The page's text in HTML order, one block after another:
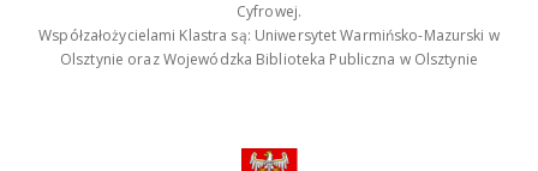
Cyfrowej.
Współzałożycielami Klastra są: Uniwersytet Warmińsko-Mazurski w
Olsztynie oraz Wojewódzka Biblioteka Publiczna w Olsztynie